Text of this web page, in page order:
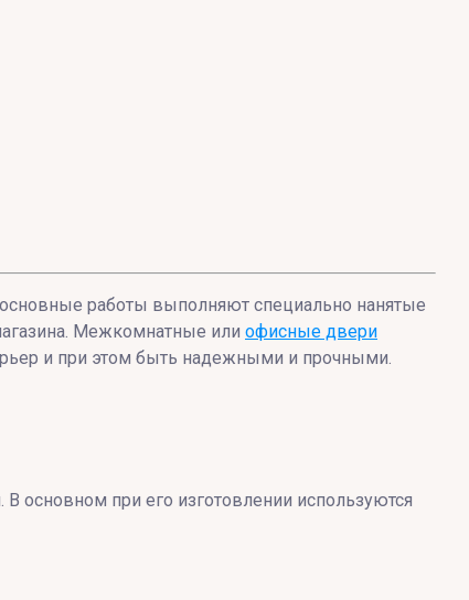
работы выполняют специально нанятые
Межкомнатные или офисные двери
и при этом быть надежными и прочными.
основном при его изготовлении используются